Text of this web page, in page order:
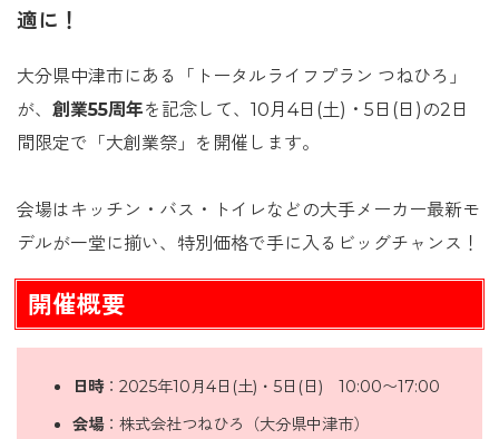
適に！
大分県中津市にある「トータルライフプラン つねひろ」
が、 創業55周年を記念して、10月4日(土)・5日(日)の2日
間限定で「大創業祭」を開催します。
会場はキッチン・バス・トイレなどの大手メーカー最新モ
デルが一堂に揃い、特別価格で手に入るビッグチャンス！
開催概要
日時：2025年10月4日(土)・5日(日) 10:00〜17:00
会場：株式会社つねひろ（大分県中津市）